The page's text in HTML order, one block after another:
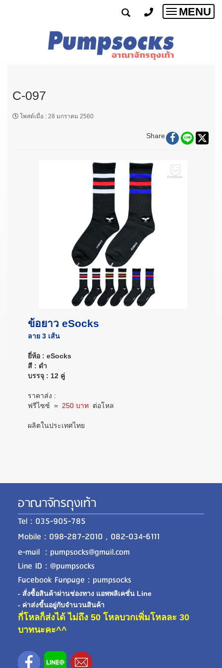
Toggle
MENU
C-097
โพสต์เมื่อ : 28 มกราคม 2560
Share
ข้อยาว eSocks
ลาย 3 เส้น
ยี่ห้อ : eSocks
สี : ดำ
บรรจุ : 12 คู่
ราคาส่ง :
ฟรีไซซ์ = 250 บาท ต่อโหล
ผลิตในประเทศไทย
อาณาจักรถุงเท้า
Tel : 035-905-785
Mobile : 098-287-2010 , 082-034-6111
e-mail : pumpsocks@gmail.com
Line ID : @pumpsocks
Facebook Fanpage : pumpsocks
- สั่งซื้อสินค้าผ่านช่องทาง แอพพลิเคชั่น Line
- ค่าส่งขี้นอยู่กับจำนวนสินค้า
กี่โหลก็ส่งได้ ไม่ถึง 50 โหลบวกเพิ่มโหลละ 30
บาทนะคะ^^